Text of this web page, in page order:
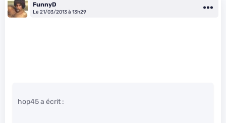
FunnyD
Le 21/03/2013 à 13h29
hop45 a écrit :